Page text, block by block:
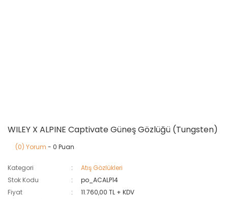
WILEY X ALPINE Captivate Güneş Gözlüğü (Tungsten)
(0) Yorum - 0 Puan
Kategori
Atış Gözlükleri
Stok Kodu
po_ACALP14
Fiyat
11.760,00 TL + KDV